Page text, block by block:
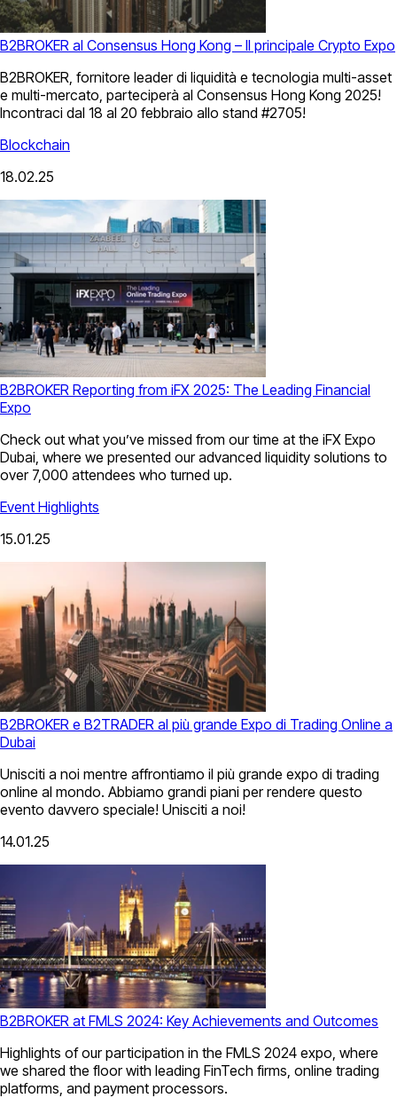
B2BROKER al Consensus Hong Kong – Il principale Crypto Expo
B2BROKER, fornitore leader di liquidità e tecnologia multi-asset
e multi-mercato, parteciperà al Consensus Hong Kong 2025!
Incontraci dal 18 al 20 febbraio allo stand #2705!
Blockchain
18.02.25
B2BROKER Reporting from iFX 2025: The Leading Financial
Expo
Check out what you’ve missed from our time at the iFX Expo
Dubai, where we presented our advanced liquidity solutions to
over 7,000 attendees who turned up.
Event Highlights
15.01.25
B2BROKER e B2TRADER al più grande Expo di Trading Online a
Dubai
Unisciti a noi mentre affrontiamo il più grande expo di trading
online al mondo. Abbiamo grandi piani per rendere questo
evento davvero speciale! Unisciti a noi!
14.01.25
B2BROKER at FMLS 2024: Key Achievements and Outcomes
Highlights of our participation in the FMLS 2024 expo, where
we shared the floor with leading FinTech firms, online trading
platforms, and payment processors.